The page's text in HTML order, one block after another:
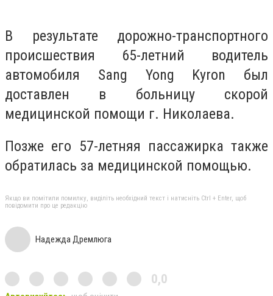
В результате дорожно-транспортного
происшествия 65-летний водитель
автомобиля Sang Yong Kyron был
доставлен в больницу скорой
медицинской помощи г. Николаева.
Позже его 57-летняя пассажирка также
обратилась за медицинской помощью.
Якщо ви помітили помилку, виділіть необхідний текст і натисніть Ctrl + Enter, щоб
повідомити про це редакцію
Надежда Дремлюга
0,0